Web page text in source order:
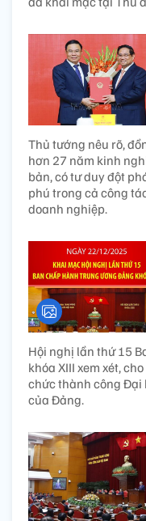
Thủ tướng nêu rõ,
hơn 27 năm kinh
bản, có tư duy đột
phú trong cả công
doanh nghiệp.
Hội nghị lần thứ 15
khóa XIII xem xét,
chức thành công Đại
của Đảng.